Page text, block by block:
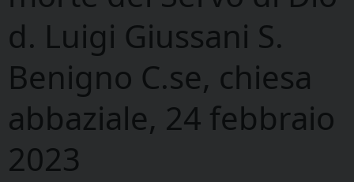
d. Luigi Giussani S.
Benigno C.se, chiesa
abbaziale, 24 febbraio
2023